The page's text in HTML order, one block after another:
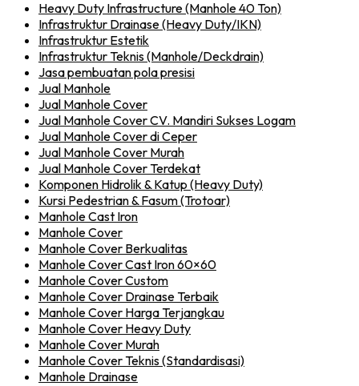
Heavy Duty Infrastructure (Manhole 40 Ton)
Infrastruktur Drainase (Heavy Duty/IKN)
Infrastruktur Estetik
Infrastruktur Teknis (Manhole/Deckdrain)
Jasa pembuatan pola presisi
Jual Manhole
Jual Manhole Cover
Jual Manhole Cover CV. Mandiri Sukses Logam
Jual Manhole Cover di Ceper
Jual Manhole Cover Murah
Jual Manhole Cover Terdekat
Komponen Hidrolik & Katup (Heavy Duty)
Kursi Pedestrian & Fasum (Trotoar)
Manhole Cast Iron
Manhole Cover
Manhole Cover Berkualitas
Manhole Cover Cast Iron 60×60
Manhole Cover Custom
Manhole Cover Drainase Terbaik
Manhole Cover Harga Terjangkau
Manhole Cover Heavy Duty
Manhole Cover Murah
Manhole Cover Teknis (Standardisasi)
Manhole Drainase